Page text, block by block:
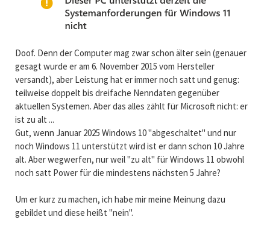
Doof. Denn der Computer mag zwar schon älter sein (genauer
gesagt wurde er am 6. November 2015 vom Hersteller
versandt), aber Leistung hat er immer noch satt und genug:
teilweise doppelt bis dreifache Nenndaten gegenüber
aktuellen Systemen. Aber das alles zählt für Microsoft nicht: er
ist zu alt ...
Gut, wenn Januar 2025 Windows 10 "abgeschaltet" und nur
noch Windows 11 unterstützt wird ist er dann schon 10 Jahre
alt. Aber wegwerfen, nur weil "zu alt" für Windows 11 obwohl
noch satt Power für die mindestens nächsten 5 Jahre?
Um er kurz zu machen, ich habe mir meine Meinung dazu
gebildet und diese heißt "nein".